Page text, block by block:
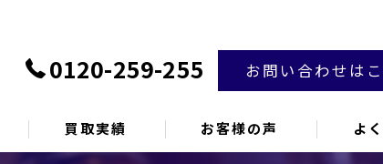
0120-259-255 お問い合わせは
買取実績 お客様の声 よ